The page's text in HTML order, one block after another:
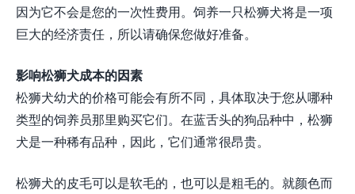
因为它不会是您的一次性费用。饲养一只松狮犬将是一项
巨大的经济责任，所以请确保您做好准备。
影响松狮犬成本的因素
松狮犬幼犬的价格可能会有所不同，具体取决于您从哪种
类型的饲养员那里购买它们。在蓝舌头的狗品种中，松狮
犬是一种稀有品种，因此，它们通常很昂贵。
松狮犬的皮毛可以是软毛的，也可以是粗毛的。就颜色而